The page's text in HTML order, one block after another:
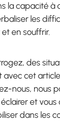
la capacité à
les
et en souffrir.
des
avec cet
nous, nous
et vous
dans les